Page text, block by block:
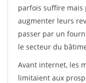
parfois suffire
augmenter leurs
passer par un
le secteur du
Avant internet, les
limitaient aux